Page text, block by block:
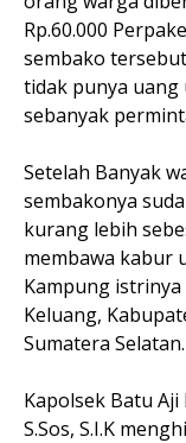
Rp.60.000
sembako
tidak punya uang
sebanyak
Setelah Banyak
sembakonya
kurang lebih
membawa kabur
Kampung istrinya
Keluang,
Sumatera Selatan.
Kapolsek Batu
S.Sos, S.I.K